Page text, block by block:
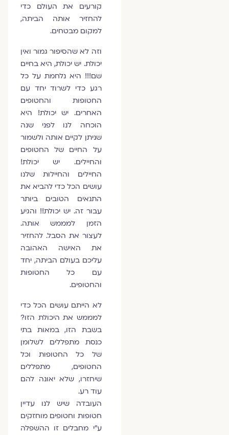
קורעים את העולם כדי
להחזיר אותה הביתה,
למקום מבטחים.
וזה לא שהסיפור גמור ואין
יכולת. יש יכולת, היא בחיים
שם!!! היא נלחמת על כל
רגע כדי לשרוד יחד עם
החטופות והחטופים
האחרים. יש יכולת! היא
הוכחה לנו לפני שנה
שניתן לקיים אותה ולשמור
על החיים של החטופים
והחיילים. יש יכולת!
החיילים והחיילות שלנו
עושים הכל כדי להביא את
התנאים הטובים ביותר
עבור זה. יש יכולת!! והגיע
הזמן למממש אותה.
לעצור את הסבל. להחזיר
את האישה האהובה
עליכם בעולם הביתה, יחד
עם כל החטופות
והחטופים.
לא הייתם עושים הכל כדי
למממש את היכולת הזו?
בשבת הזו, במאות בתי
כנסת מתפללים לשלומן
של כל החטופות וכל
החטופים, מתפללים
שיחזרו, שלא יאונה להם
עוד רע.
העובדה שיש לנו עדיין
חטופות וחטופים מוחזקים
ע״י מחבלים זו ההשפלה